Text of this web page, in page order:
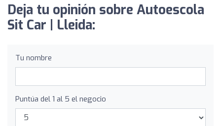
Deja tu opinión sobre Autoescola
Sit Car | Lleida:
Tu nombre
Puntúa del 1 al 5 el negocio